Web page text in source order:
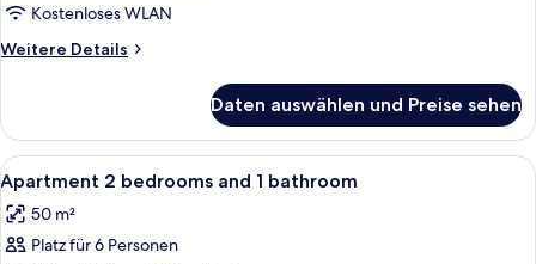
Kostenloses WLAN
Weitere Details
Weitere
Zweibettzimmer
Daten auswählen und Preise sehen
Alle
Fotos
für
Apartment
Verdunkelungsvorhänge,
8
Apartment 2 bedrooms and 1 bathroom
50 m²
Platz für 6 Personen